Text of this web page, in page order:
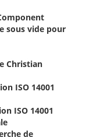
sous vide pour
Christian
ISO 14001
ISO 14001
de